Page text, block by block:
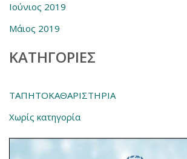
Ιούνιος 2019
Μάιος 2019
KΑΤΗΓΟΡΊΕΣ
ΤΑΠΗΤΟΚΑΘΑΡΙΣΤΗΡΙΑ
Χωρίς κατηγορία